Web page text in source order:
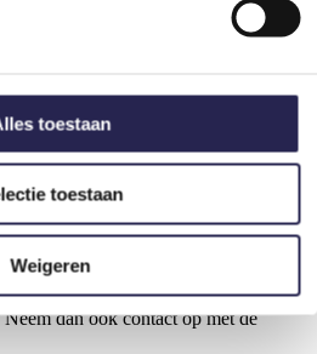
toestaan
toestaan
Weigeren
bijvoorbeeld door hangjongeren?
je natuurlijk direct de juiste
helpt het om momenten,
houden. Zo kan de wijkagent beter
op het sportpark
verduurzamen? Of
andere clubs, scholen, organisaties of
dan ook contact op met de